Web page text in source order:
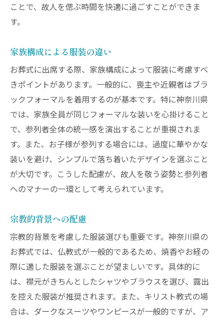
プロに相談する重要性
最終チェックポイント
神奈川県のお葬式に適した服装選びの具体的ス
テップ
ステップ1: 事前情報の収集
ステップ2: 服装の試着と確認
ステップ3: 小物類の準備
ステップ4: 前日の準備チェック
ステップ5: 当日の着替えと確認
ステップ6: 終了後の反省点
ことで、故人を偲ぶ時間を快適に過ごすことができま
す。
家族構成による服装の違い
お葬式に出席する際、家族構成によって服装に考慮すべ
きポイントがあります。一般的に、喪主や近親者はブラ
ックフォーマルを着用するのが基本です。特に神奈川県
では、家族全員が同じフォーマルな装いを心掛けること
で、参列者全体の統一感を演出することが重視されま
す。また、お子様が参列する場合には、過度に華やかな
装いを避け、シンプルで落ち着いたデザインを選ぶこと
が大切です。こうした配慮が、故人を敬う姿勢と参列者
へのマナーの一環として考えられています。
宗教的背景への配慮
宗教的背景を考慮した服装選びも重要です。神奈川県の
お葬式では、仏教式が一般的であるため、焼香やお経の
際に適した服装を選ぶことが望ましいです。具体的に
は、襟元がきちんとしたシャツやブラウスを選び、露出
を控えた服装が推奨されます。また、キリスト教式の場
合は、ダークなスーツやワンピースが一般的ですが、ア